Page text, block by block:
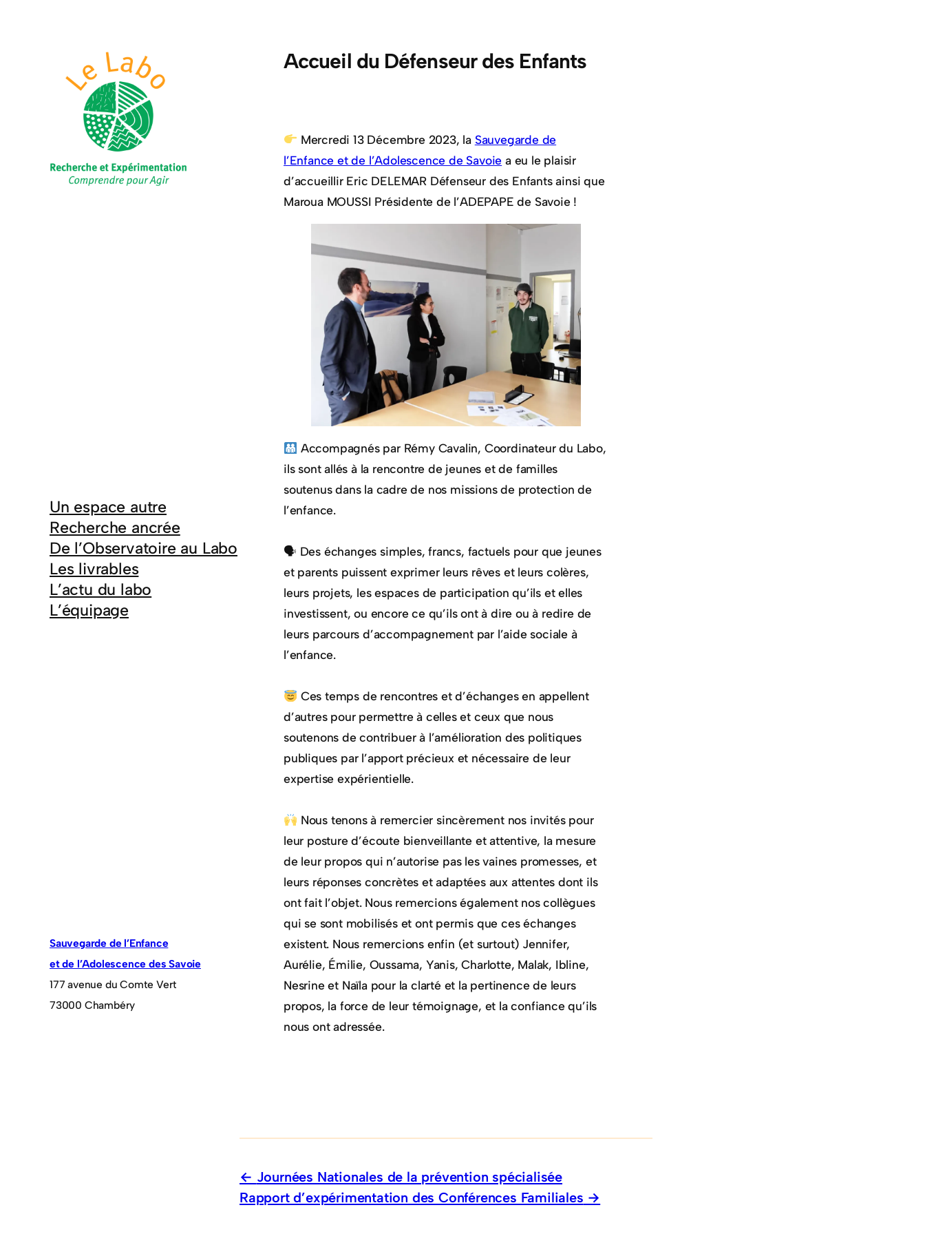
Un espace autre
Recherche ancrée
De l’Observatoire au Labo
Les livrables
L’actu du labo
L’équipage
Sauvegarde de l’Enfance
et de l’Adolescence des Savoie
177 avenue du Comte Vert
73000 Chambéry
Accueil du Défenseur des Enfants
Mercredi 13 Décembre 2023, la Sauvegarde de
l’Enfance et de l’Adolescence de Savoie a eu le plaisir
d’accueillir Eric DELEMAR Défenseur des Enfants ainsi que
Maroua MOUSSI Présidente de l’ADEPAPE de Savoie !
Accompagnés par Rémy Cavalin, Coordinateur du Labo,
ils sont allés à la rencontre de jeunes et de familles
soutenus dans la cadre de nos missions de protection de
l’enfance.
🗣 Des échanges simples, francs, factuels pour que jeunes
et parents puissent exprimer leurs rêves et leurs colères,
leurs projets, les espaces de participation qu’ils et elles
investissent, ou encore ce qu’ils ont à dire ou à redire de
leurs parcours d’accompagnement par l’aide sociale à
l’enfance.
Ces temps de rencontres et d’échanges en appellent
d’autres pour permettre à celles et ceux que nous
soutenons de contribuer à l’amélioration des politiques
publiques par l’apport précieux et nécessaire de leur
expertise expérientielle.
Nous tenons à remercier sincèrement nos invités pour
leur posture d’écoute bienveillante et attentive, la mesure
de leur propos qui n’autorise pas les vaines promesses, et
leurs réponses concrètes et adaptées aux attentes dont ils
ont fait l’objet. Nous remercions également nos collègues
qui se sont mobilisés et ont permis que ces échanges
existent. Nous remercions enfin (et surtout) Jennifer,
Aurélie, Émilie, Oussama, Yanis, Charlotte, Malak, Ibline,
Nesrine et Naïla pour la clarté et la pertinence de leurs
propos, la force de leur témoignage, et la confiance qu’ils
nous ont adressée.
Journées Nationales de la prévention spécialisée
Rapport d’expérimentation des Conférences Familiales